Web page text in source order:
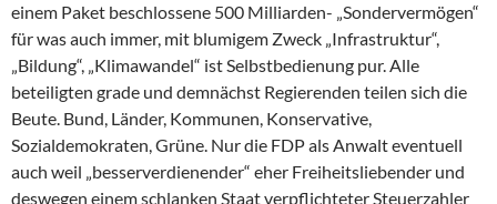
einem Paket beschlossene 500 Milliarden- „Sondervermögen“
für was auch immer, mit blumigem Zweck „Infrastruktur“,
„Bildung“, „Klimawandel“ ist Selbstbedienung pur. Alle
beteiligten grade und demnächst Regierenden teilen sich die
Beute. Bund, Länder, Kommunen, Konservative,
Sozialdemokraten, Grüne. Nur die FDP als Anwalt eventuell
auch weil „besserverdienender“ eher Freiheitsliebender und
deswegen einem schlanken Staat verpflichteter Steuerzahler